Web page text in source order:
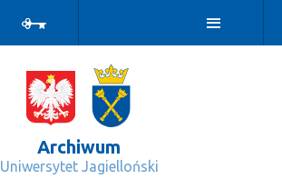
Archiwum
Uniwersytet Jagielloński